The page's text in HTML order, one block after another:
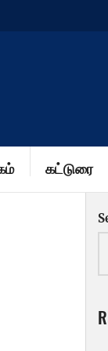
கட்டுரை